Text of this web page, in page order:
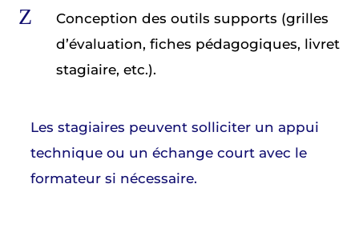
Z
Conception des outils supports (grilles
d’évaluation, fiches pédagogiques, livret
stagiaire, etc.).
Les stagiaires peuvent solliciter un appui
technique ou un échange court avec le
formateur si nécessaire.